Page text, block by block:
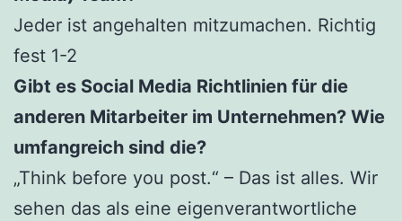
Jeder ist angehalten mitzumachen. Richtig
fest 1-2
Gibt es Social Media Richtlinien für die
anderen Mitarbeiter im Unternehmen? Wie
umfangreich sind die?
„Think before you post.“ – Das ist alles. Wir
sehen das als eine eigenverantwortliche